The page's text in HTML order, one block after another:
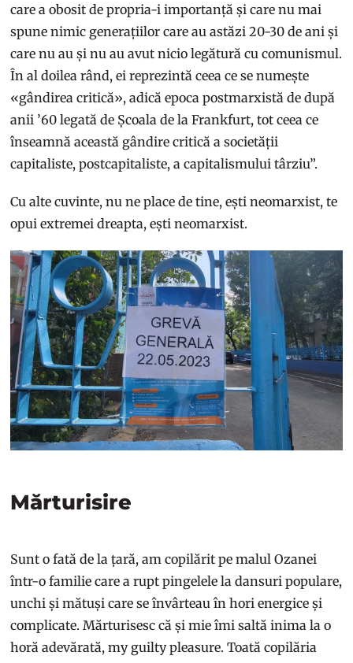
care a obosit de propria-i importanță și care nu mai
spune nimic generațiilor care au astăzi 20-30 de ani și
care nu au și nu au avut nicio legătură cu comunismul.
În al doilea rând, ei reprezintă ceea ce se numește
«gândirea critică», adică epoca postmarxistă de după
anii ’60 legată de Școala de la Frankfurt, tot ceea ce
înseamnă această gândire critică a societății
capitaliste, postcapitaliste, a capitalismului târziu”.
Cu alte cuvinte, nu ne place de tine, ești neomarxist, te
opui extremei dreapta, ești neomarxist.
Mărturisire
Sunt o fată de la țară, am copilărit pe malul Ozanei
într-o familie care a rupt pingelele la dansuri populare,
unchi și mătuși care se învârteau în hori energice și
complicate. Mărturisesc că și mie îmi saltă inima la o
horă adevărată, my guilty pleasure. Toată copilăria